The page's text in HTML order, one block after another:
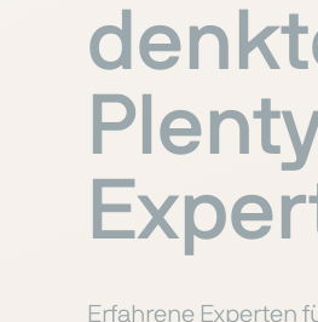
Erfahrene Experten